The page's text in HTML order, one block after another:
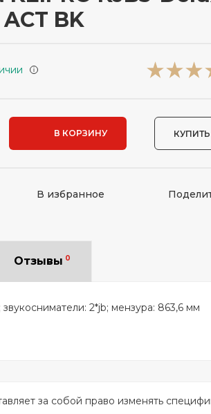
BK
i
В КОРЗИНУ
В избранное
Отзывы 0
звукосниматели: 2*jb; мензура: 863,6 мм
за собой право изменять